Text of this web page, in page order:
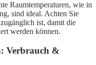
Raumtemperaturen, wie in
sind ideal. Achten Sie
ist, damit die
werden können.
Verbrauch &